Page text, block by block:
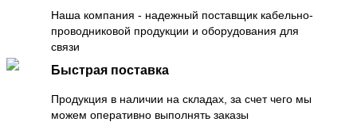
Наша компания - надежный поставщик кабельно-
проводниковой продукции и оборудования для
связи
Быстрая поставка
Продукция в наличии на складах, за счет чего мы
можем оперативно выполнять заказы